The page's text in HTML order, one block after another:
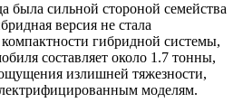
была сильной стороной семейства
версия не стала
гибридной системы,
составляет около 1.7 тонны,
излишней тяжезности,
моделям.